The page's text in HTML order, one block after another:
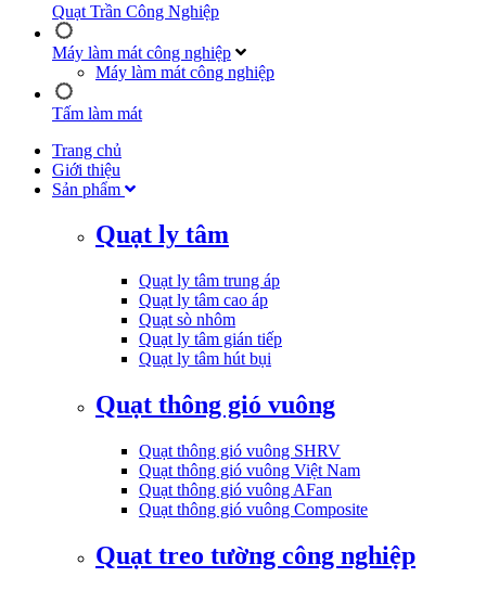
Quạt Trần Công Nghiệp
Máy làm mát công nghiệp
Máy làm mát công nghiệp
Tấm làm mát
Trang chủ
Giới thiệu
Sản phẩm
Quạt ly tâm
Quạt ly tâm trung áp
Quạt ly tâm cao áp
Quạt sò nhôm
Quạt ly tâm gián tiếp
Quạt ly tâm hút bụi
Quạt thông gió vuông
Quạt thông gió vuông SHRV
Quạt thông gió vuông Việt Nam
Quạt thông gió vuông AFan
Quạt thông gió vuông Composite
Quạt treo tường công nghiệp